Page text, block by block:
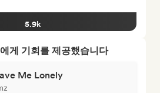
5.9k
게 기회를 제공했습니다
Me Lonely